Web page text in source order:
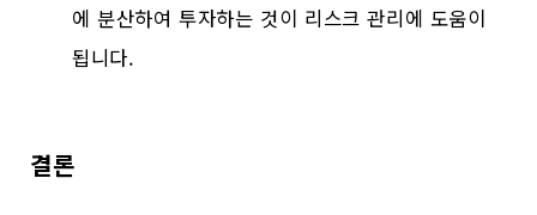
에 분산하여 투자하는 것이 리스크 관리에 도움이
됩니다.
결론